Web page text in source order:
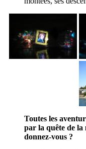
Toutes les
par la quête de la
donnez-vous ?